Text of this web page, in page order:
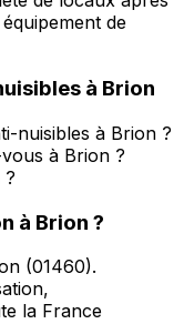
de
à Brion
nuisibles à Brion ?
à Brion ?
?
à Brion ?
(01460).
la France